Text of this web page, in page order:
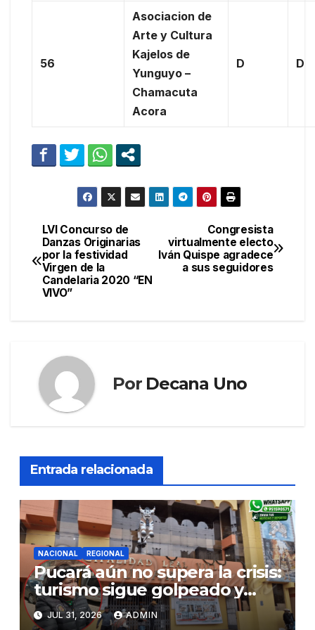
56
Asociacion de
Arte y Cultura
Kajelos de
Yunguyo –
Chamacuta
Acora
D D
Navegación
de
entradas
Congresista
virtualmente electo
Iván Quispe agradece
a sus seguidores
LVI Concurso de
Danzas Originarias
por la festividad
Virgen de la
Candelaria 2020 “EN
VIVO”
Por Decana Uno
Entrada relacionada
NACIONAL REGIONAL
Pucará aún no supera la crisis:
turismo sigue golpeado y
alcaldesa exige al nuevo
Gobierno fondos para obras
JUL 31, 2026 ADMIN